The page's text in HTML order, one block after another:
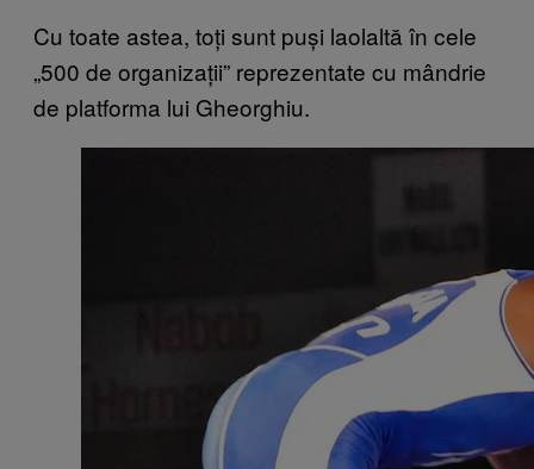
Cu toate astea, toți sunt puși laolaltă în cele
„500 de organizații” reprezentate cu mândrie
de platforma lui Gheorghiu.